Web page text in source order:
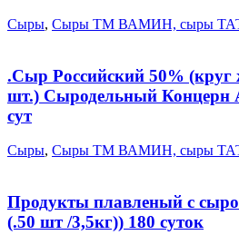
Сыры, Сыры ТМ ВАМИН, сыры
.Сыр Российский 50% (круг
шт.) Сыродельный Концерн
сут
Сыры, Сыры ТМ ВАМИН, сыры
Продукты плавленый с
(.50 шт /3,5кг)) 180 суток